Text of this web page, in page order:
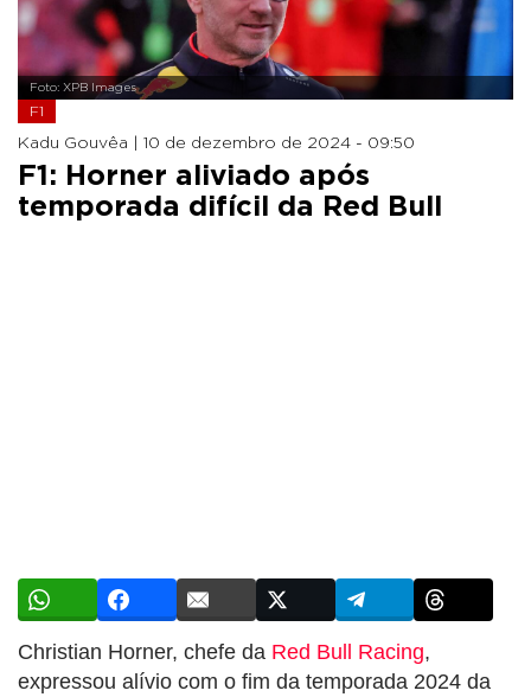
Foto: XPB Images
F1
Kadu Gouvêa | 10 de dezembro de 2024 - 09:50
F1: Horner aliviado após
temporada difícil da Red Bull
Christian Horner, chefe da Red Bull Racing,
expressou alívio com o fim da temporada 2024 da